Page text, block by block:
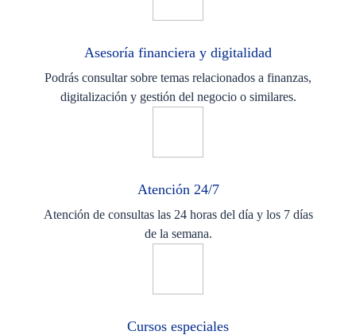
Asesoría financiera y digitalidad
Podrás consultar sobre temas relacionados a finanzas,
digitalización y gestión del negocio o similares.
Atención 24/7
Atención de consultas las 24 horas del día y los 7 días
de la semana.
Cursos especiales